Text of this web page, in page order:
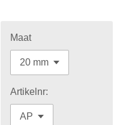
Maat
Artikelnr: